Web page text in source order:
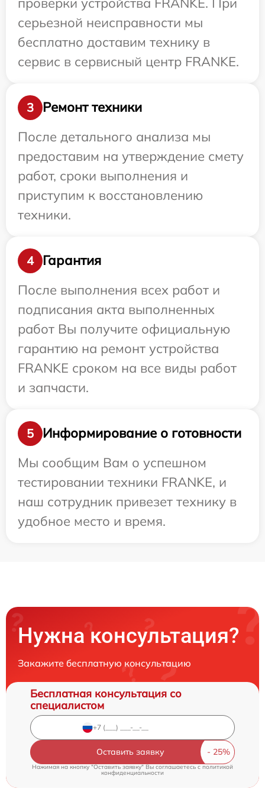
серьезной неисправности мы
бесплатно доставим технику в
сервис в сервисный центр FRANKE.
3
Ремонт техники
После детального анализа мы
предоставим на утверждение смету
работ, сроки выполнения и
приступим к восстановлению
техники.
4
Гарантия
После выполнения всех работ и
подписания акта выполненных
работ Вы получите официальную
гарантию на ремонт устройства
FRANKE сроком на все виды работ
и запчасти.
5
Информирование о готовности
Мы сообщим Вам о успешном
тестировании техники FRANKE, и
наш сотрудник привезет технику в
удобное место и время.
Нужна консультация?
Закажите бесплатную консультацию
Бесплатная консультация со
специалистом
Оставить заявку
Нажимая на кнопку "Оставить заявку" Вы соглашаетесь cполитикой
конфиденциальности